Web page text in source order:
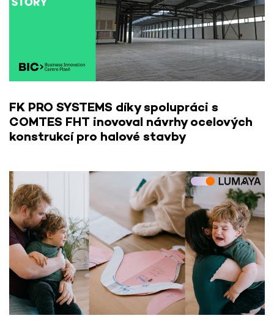
FK PRO SYSTEMS díky spolupráci s
COMTES FHT inovoval návrhy ocelových
konstrukcí pro halové stavby